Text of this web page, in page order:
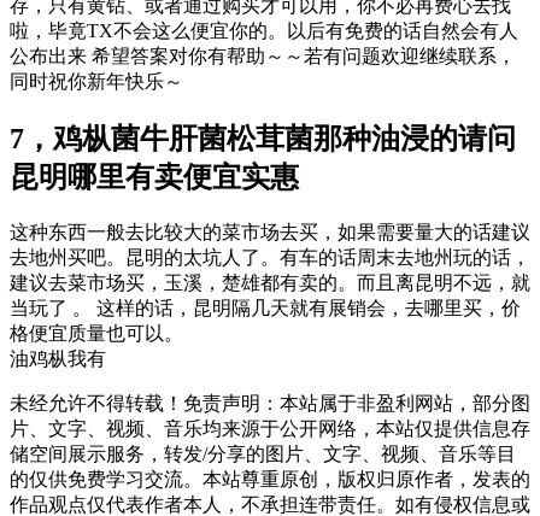
存，只有黄钻、或者通过购买才可以用，你不必再费心去找
啦，毕竟TX不会这么便宜你的。以后有免费的话自然会有人
公布出来 希望答案对你有帮助～～若有问题欢迎继续联系，
同时祝你新年快乐～
7，鸡枞菌牛肝菌松茸菌那种油浸的请问
昆明哪里有卖便宜实惠
这种东西一般去比较大的菜市场去买，如果需要量大的话建议
去地州买吧。昆明的太坑人了。有车的话周末去地州玩的话，
建议去菜市场买，玉溪，楚雄都有卖的。而且离昆明不远，就
当玩了 。 这样的话，昆明隔几天就有展销会，去哪里买，价
格便宜质量也可以。
油鸡枞我有
未经允许不得转载！免责声明：本站属于非盈利网站，部分图
片、文字、视频、音乐均来源于公开网络，本站仅提供信息存
储空间展示服务，转发/分享的图片、文字、视频、音乐等目
的仅供免费学习交流。本站尊重原创，版权归原作者，发表的
作品观点仅代表作者本人，不承担连带责任。如有侵权信息或